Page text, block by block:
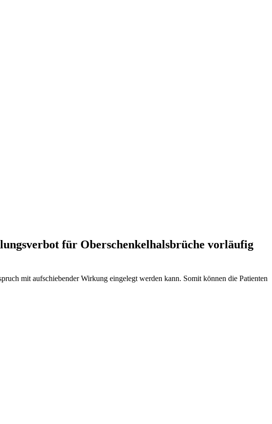
für Oberschenkelhalsbrüche vorläufig
mit aufschiebender Wirkung eingelegt werden kann. Somit können die Patienten